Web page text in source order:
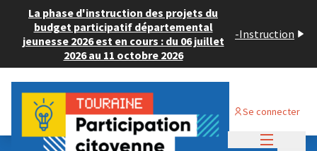
La phase d'instruction des projets du
budget participatif départemental
jeunesse 2026 est en cours : du 06 juillet
2026 au 11 octobre 2026
-Instruction
Se connecter
Budget Participatif JEUNESSE 2024